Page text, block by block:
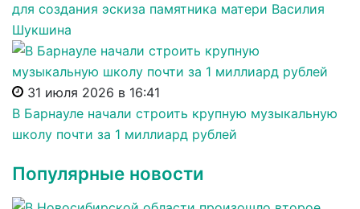
для создания эскиза памятника матери Василия
Шукшина
31 июля 2026 в 16:41
В Барнауле начали строить крупную музыкальную
школу почти за 1 миллиард рублей
Популярные новости